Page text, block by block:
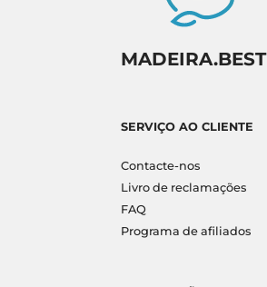
MADEIRA.BEST
SERVIÇO AO CLIENTE
Contacte-nos
Livro de reclamações
FAQ
Programa de afiliados